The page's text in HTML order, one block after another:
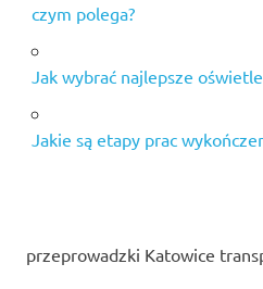
czym polega?
Jak wybrać najlepsze
Jakie są etapy prac
przeprowadzki Katowice